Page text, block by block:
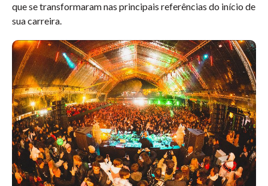
que se transformaram nas principais referências do início de
sua carreira.